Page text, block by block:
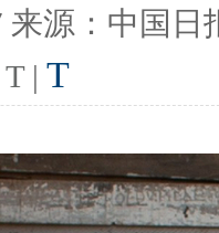
来源：中国日
T | T